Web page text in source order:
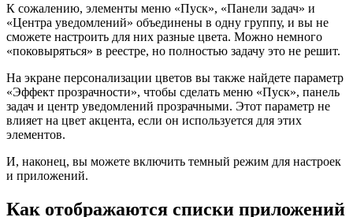
К сожалению, элементы меню «Пуск», «Панели задач» и
«Центра уведомлений» объединены в одну группу, и вы не
сможете настроить для них разные цвета. Можно немного
«поковыряться» в реестре, но полностью задачу это не решит.
На экране персонализации цветов вы также найдете параметр
«Эффект прозрачности», чтобы сделать меню «Пуск», панель
задач и центр уведомлений прозрачными. Этот параметр не
влияет на цвет акцента, если он используется для этих
элементов.
И, наконец, вы можете включить темный режим для настроек
и приложений.
Как отображаются списки приложений